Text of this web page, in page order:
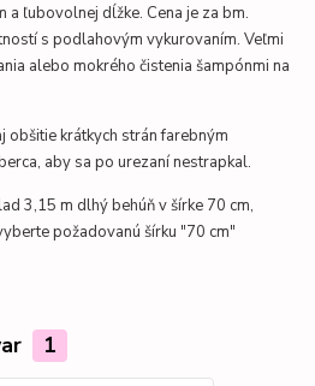
a ľubovolnej dĺžke. Cena je za bm.
s podlahovým vykurovaním.Veľmi
alebo mokrého čistenia šampónmi na
obšitie krátkych strán farebným
aby sa po urezaní nestrapkal.
3,15 m dlhý behúň v šírke 70 cm,
požadovanú šírku "70 cm"
1